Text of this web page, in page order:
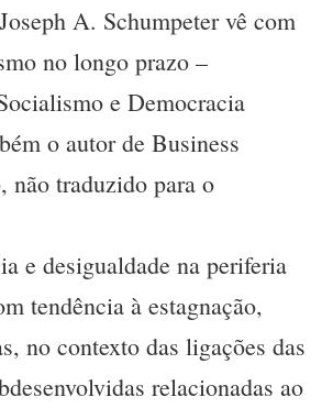
A. Schumpeter vê com
no longo prazo –
e Democracia
o autor de Business
não traduzido para o
e desigualdade na periferia
tendência à estagnação,
no contexto das ligações das
relacionadas ao